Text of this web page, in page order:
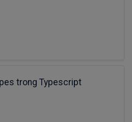
trong Typescript